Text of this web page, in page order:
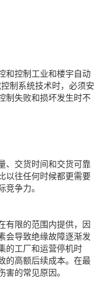
和控制工业和楼宇自动
制系统技术时，必须安
制失败和损坏发生时不
、交货时间和交货可靠
以往任何时候都更需要
争力。
有限的范围内提供，因
会导致绝缘故障逐渐发
的工厂和运营停机时
的高额后续成本。在最
的常见原因。